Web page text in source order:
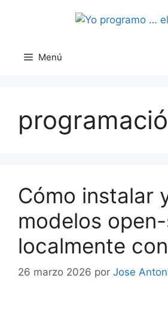
Menú
Cómo instalar
modelos
localmente
26 marzo 2026 por Jose